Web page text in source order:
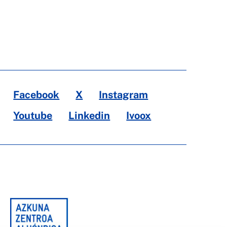
Facebook X
Instagram
Youtube
Linkedin Ivoox